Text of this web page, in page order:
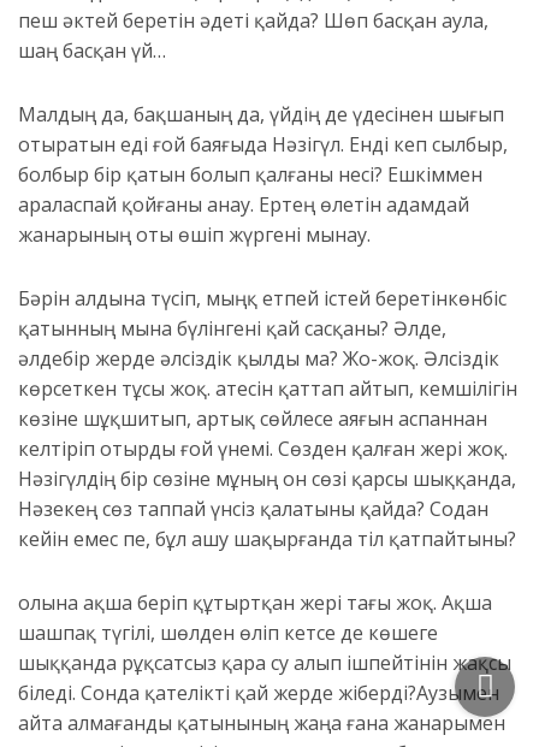
пеш әктей беретін әдеті қайда? Шөп басқан аула,
шаң басқан үй…
Малдың да, бақшаның да, үйдің де үдесінен шығып
отыратын еді ғой баяғыда Нәзігүл. Енді кеп сылбыр,
болбыр бір қатын болып қалғаны несі? Ешкіммен
араласпай қойғаны анау. Ертең өлетін адамдай
жанарының оты өшіп жүргені мынау.
Бәрін алдына түсіп, мыңқ етпей істей беретінкөнбіс
қатынның мына бүлінгені қай сасқаны? Әлде,
әлдебір жерде әлсіздік қылды ма? Жо-жоқ. Әлсіздік
көрсеткен тұсы жоқ. Қатесін қаттап айтып, кемшілігін
көзіне шұқшитып, артық сөйлесе аяғын аспаннан
келтіріп отырды ғой үнемі. Сөзден қалған жері жоқ.
Нәзігүлдің бір сөзіне мұның он сөзі қарсы шыққанда,
Нәзекең сөз таппай үнсіз қалатыны қайда? Содан
кейін емес пе, бұл ашу шақырғанда тіл қатпайтыны?
Қолына ақша беріп құтыртқан жері тағы жоқ. Ақша
шашпақ түгілі, шөлден өліп кетсе де көшеге
шыққанда рұқсатсыз қара су алып ішпейтінін жақсы
біледі. Сонда қателікті қай жерде жіберді?Аузымен
айта алмағанды қатынының жаңа ғана жанарымен